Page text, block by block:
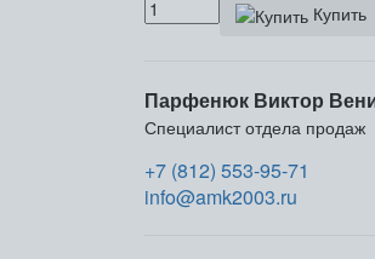
Купить
Парфенюк Виктор
Специалист отдела продаж
+7 (812) 553-95-71
info@amk2003.ru